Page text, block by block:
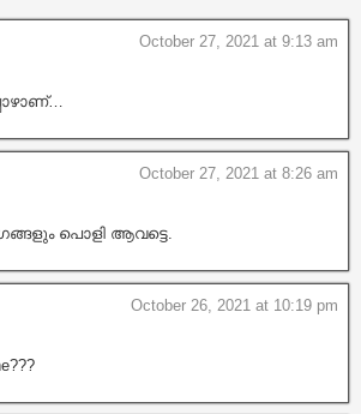
October 27, 2021 at 9:13 am
October 27, 2021 at 8:26 am
പൊളി ആവട്ടെ.
October 26, 2021 at 10:19 pm